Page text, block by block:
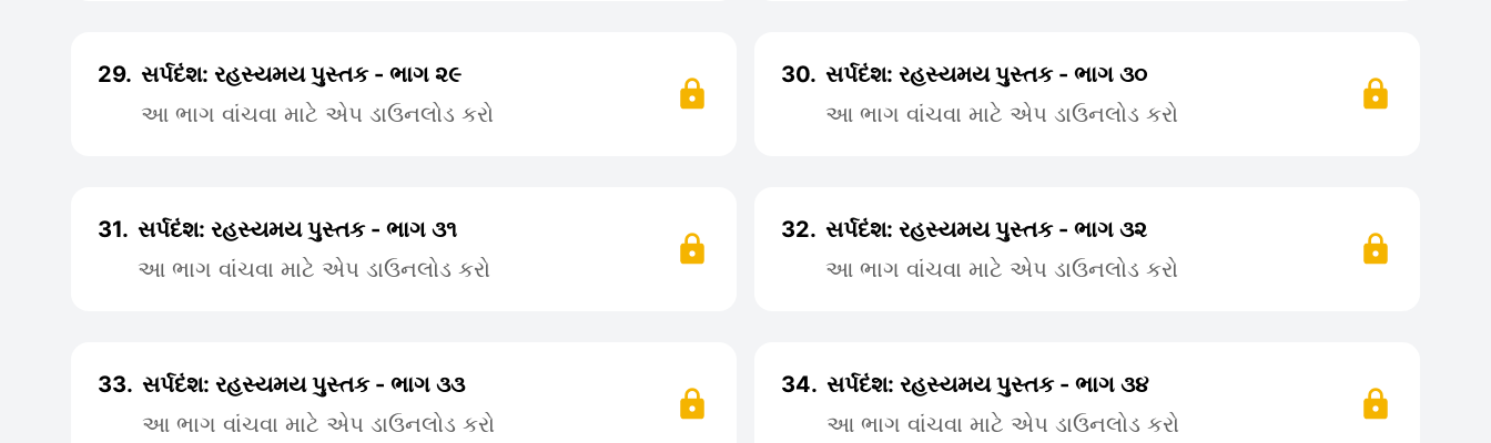
29. સર્પદંશ: રહસ્યમય પુસ્તક - ભાગ ૨૯
આ ભાગ વાંચવા માટે એપ ડાઉનલોડ કરો
30. સર્પદંશ: રહસ્યમય પુસ્તક - ભાગ ૩૦
આ ભાગ વાંચવા માટે એપ ડાઉનલોડ કરો
31. સર્પદંશ: રહસ્યમય પુસ્તક - ભાગ ૩૧
આ ભાગ વાંચવા માટે એપ ડાઉનલોડ કરો
32. સર્પદંશ: રહસ્યમય પુસ્તક - ભાગ ૩૨
આ ભાગ વાંચવા માટે એપ ડાઉનલોડ કરો
33. સર્પદંશ: રહસ્યમય પુસ્તક - ભાગ ૩૩
આ ભાગ વાંચવા માટે એપ ડાઉનલોડ કરો
34. સર્પદંશ: રહસ્યમય પુસ્તક - ભાગ ૩૪
આ ભાગ વાંચવા માટે એપ ડાઉનલોડ કરો